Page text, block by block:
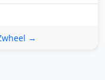
→